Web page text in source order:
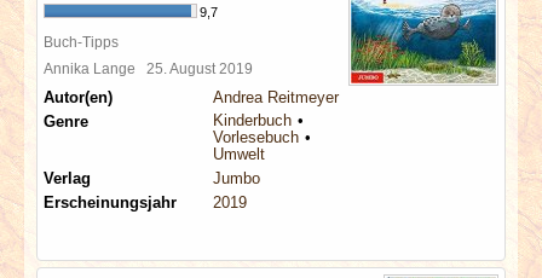
9,7
Buch-Tipps
Annika Lange 25. August 2019
Autor(en)
Andrea Reitmeyer
Genre
Kinderbuch
Vorlesebuch
Umwelt
Verlag
Jumbo
Erscheinungsjahr
2019